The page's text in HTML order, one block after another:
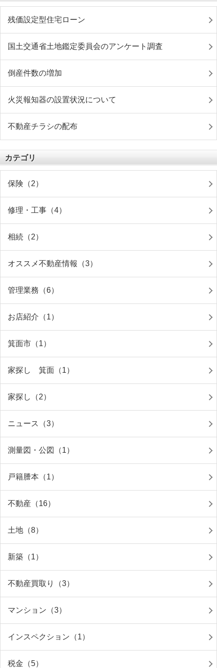
残価設定型住宅ローン
国土交通省土地鑑定委員会のアンケート調査
倒産件数の増加
火災報知器の設置状況について
不動産チラシの配布
カテゴリ
保険（2）
修理・工事（4）
相続（2）
オススメ不動産情報（3）
管理業務（6）
お店紹介（1）
箕面市（1）
家探し 箕面（1）
家探し（2）
ニュース（3）
測量図・公図（1）
戸籍謄本（1）
不動産（16）
土地（8）
新築（1）
不動産買取り（3）
マンション（3）
インスペクション（1）
税金（5）